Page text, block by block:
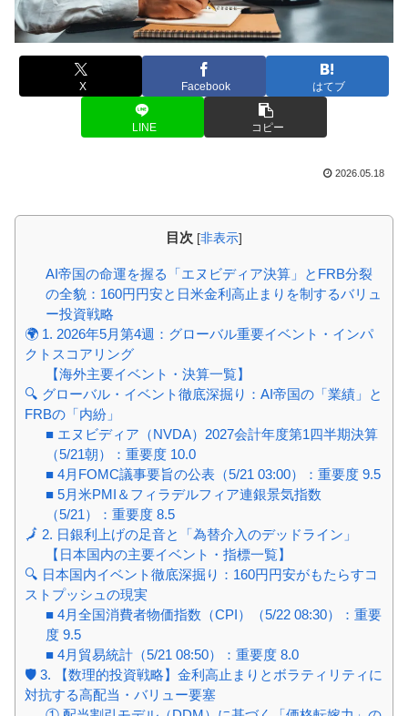
X Facebook はてブ
LINE コピー
2026.05.18
目次 [非表示]
AI帝国の命運を握る「エヌビディア決算」とFRB分裂
の全貌：160円円安と日米金利高止まりを制するバリュ
ー投資戦略
🌍 1. 2026年5月第4週：グローバル重要イベント・インパ
クトスコアリング
【海外主要イベント・決算一覧】
🔍 グローバル・イベント徹底深掘り：AI帝国の「業績」と
FRBの「内紛」
■ エヌビディア（NVDA）2027会計年度第1四半期決算
（5/21朝）：重要度 10.0
■ 4月FOMC議事要旨の公表（5/21 03:00）：重要度 9.5
■ 5月米PMI＆フィラデルフィア連銀景気指数
（5/21）：重要度 8.5
🗾 2. 日銀利上げの足音と「為替介入のデッドライン」
【日本国内の主要イベント・指標一覧】
🔍 日本国内イベント徹底深掘り：160円円安がもたらすコ
ストプッシュの現実
■ 4月全国消費者物価指数（CPI）（5/22 08:30）：重要
度 9.5
■ 4月貿易統計（5/21 08:50）：重要度 8.0
🛡️ 3. 【数理的投資戦略】金利高止まりとボラティリティに
対抗する高配当・バリュー要塞